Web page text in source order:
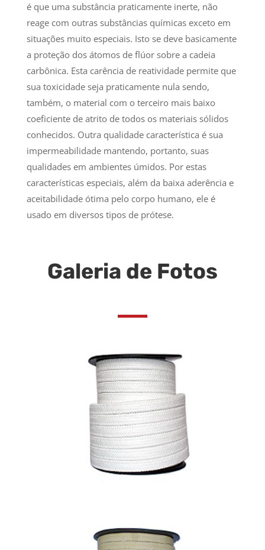
é que uma substância praticamente inerte, não
reage com outras substâncias químicas exceto em
situações muito especiais. Isto se deve basicamente
a proteção dos átomos de flúor sobre a cadeia
carbônica. Esta carência de reatividade permite que
sua toxicidade seja praticamente nula sendo,
também, o material com o terceiro mais baixo
coeficiente de atrito de todos os materiais sólidos
conhecidos. Outra qualidade característica é sua
impermeabilidade mantendo, portanto, suas
qualidades em ambientes úmidos. Por estas
características especiais, além da baixa aderência e
aceitabilidade ótima pelo corpo humano, ele é
usado em diversos tipos de prótese.
Galeria de Fotos